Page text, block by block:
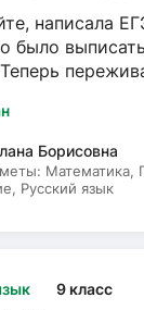
написала
было
Борисовна
Математика,
Русский язык
9 класс